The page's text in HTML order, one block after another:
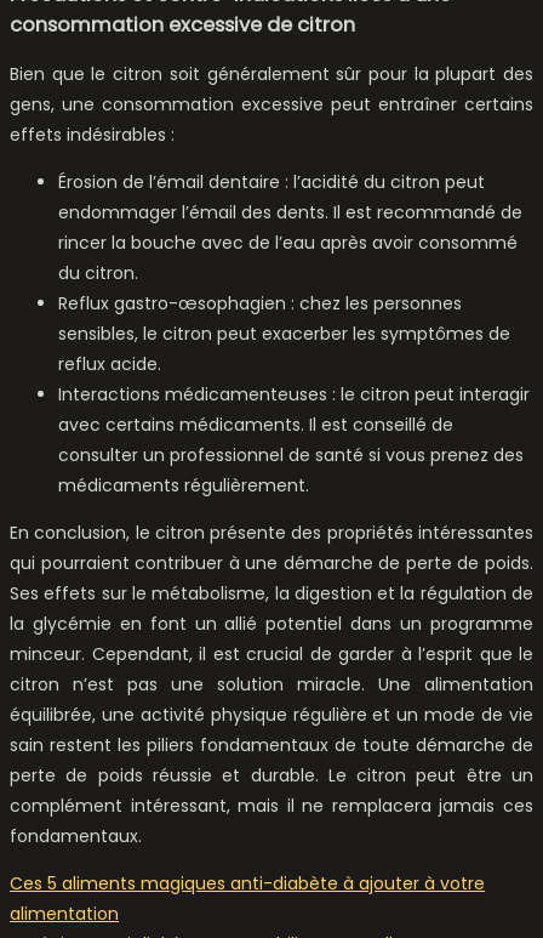
consommation excessive de citron
Bien que le citron soit généralement sûr pour la plupart des
gens, une consommation excessive peut entraîner certains
effets indésirables :
Érosion de l’émail dentaire : l’acidité du citron peut
endommager l’émail des dents. Il est recommandé de
rincer la bouche avec de l’eau après avoir consommé
du citron.
Reflux gastro-œsophagien : chez les personnes
sensibles, le citron peut exacerber les symptômes de
reflux acide.
Interactions médicamenteuses : le citron peut interagir
avec certains médicaments. Il est conseillé de
consulter un professionnel de santé si vous prenez des
médicaments régulièrement.
En conclusion, le citron présente des propriétés intéressantes
qui pourraient contribuer à une démarche de perte de poids.
Ses effets sur le métabolisme, la digestion et la régulation de
la glycémie en font un allié potentiel dans un programme
minceur. Cependant, il est crucial de garder à l’esprit que le
citron n’est pas une solution miracle. Une alimentation
équilibrée, une activité physique régulière et un mode de vie
sain restent les piliers fondamentaux de toute démarche de
perte de poids réussie et durable. Le citron peut être un
complément intéressant, mais il ne remplacera jamais ces
fondamentaux.
Ces 5 aliments magiques anti-diabète à ajouter à votre
alimentation